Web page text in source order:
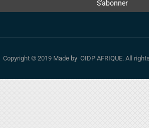
Copyright © 2019 Made by OIDP AFRIQUE. All